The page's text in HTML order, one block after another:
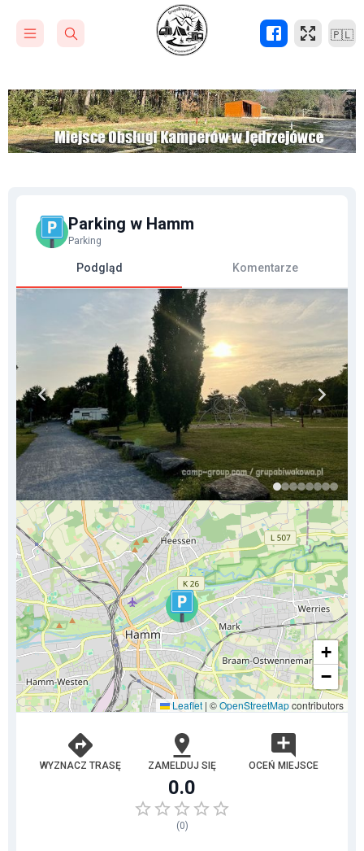
🇵🇱
Parking w Hamm
Parking
Podgląd Komentarze
+
−
Leaflet | ©OpenStreetMapcontributors
WYZNACZ TRASĘ ZAMELDUJ SIĘ OCEŃ MIEJSCE
0.0
(0)